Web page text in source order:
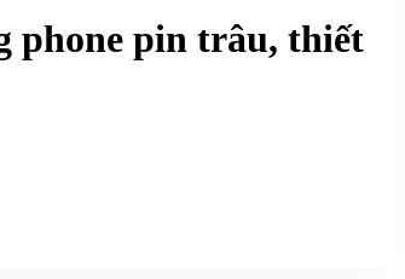
phone pin trâu, thiết